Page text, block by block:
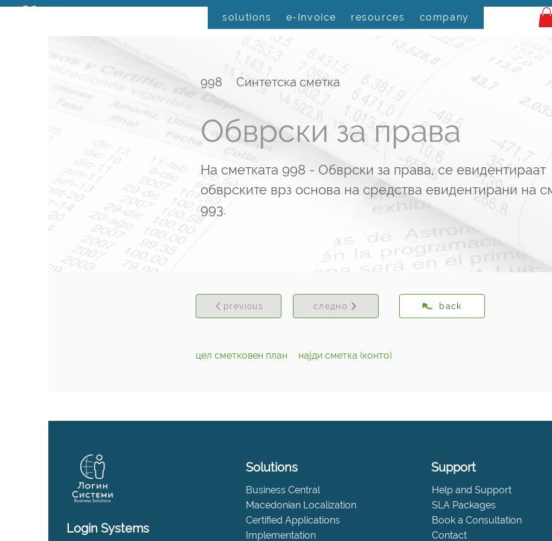
solutions e-Invoice resources company
998 Синтетска сметка
Обврски за права
На сметката 998 - Обврски за права, се евидентираат
обврските врз основа на средства евидентирани на
993.
previous следно back
цел сметковен план најди сметка (конто)
Login Systems
Solutions
Business Central
Macedonian Localization
Certified Applications
Implementation
Support
Help and Support
SLA Packages
Book a Consultation
Contact